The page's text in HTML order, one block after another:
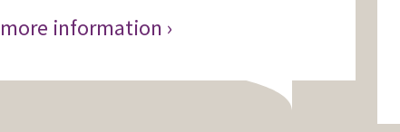
more information ›